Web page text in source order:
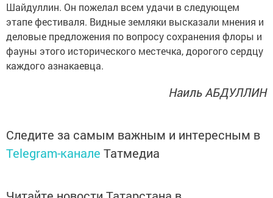
Шайдуллин. Он пожелал всем удачи в следующем
этапе фестиваля. Видные земляки высказали мнения и
деловые предложения по вопросу сохранения флоры и
фауны этого исторического местечка, дорогого сердцу
каждого азнакаевца.
Наиль АБДУЛЛИН
Следите за самым важным и интересным в
Telegram-канале Татмедиа